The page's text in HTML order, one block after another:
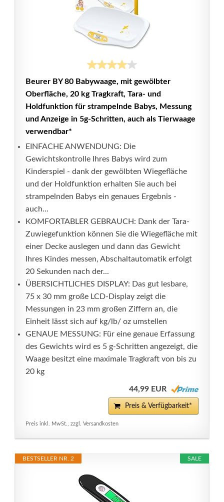
Beurer BY 80 Babywaage, mit gewölbter
Oberfläche, 20 kg Tragkraft, Tara- und
Holdfunktion für strampelnde Babys, Messung
und Anzeige in 5g-Schritten, auch als Tierwaage
verwendbar*
EINFACHE ANWENDUNG: Die
Gewichtskontrolle Ihres Babys wird zum
Kinderspiel - dank der gewölbten Wiegefläche
und der Holdfunktion erhalten Sie auch bei
strampelnden Babys ein genaues Ergebnis -
auch...
KOMFORTABLER GEBRAUCH: Dank der Tara-
Zuwiegefunktion können Sie die Wiegefläche mit
einer Decke auslegen und dann das Gewicht
Ihres Kindes messen, Abschaltautomatik erfolgt
20 Sekunden nach der...
ÜBERSICHTLICHES DISPLAY: Das gut lesbare,
75 x 30 mm große LCD-Display zeigt die
Messungen in 23 mm großen Ziffern an, die
Einheit lässt sich auf kg/lb/ oz umstellen
GENAUE MESSUNG: Für eine genaue Erfassung
des Gewichts wird es 5 g-Schritten angezeigt, die
Waage besitzt eine maximale Tragkraft von bis zu
20 kg
44,99 EUR
Preis & Verfügbarkeit*
Preis inkl. MwSt., zzgl. Versandkosten
SALE
BESTSELLER NR. 2